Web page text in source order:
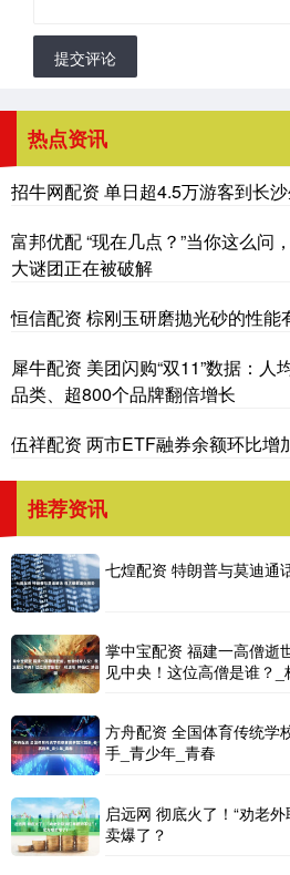
提交评论
热点资讯
招牛网配资 单日超4.5万游客到长
富邦优配 “现在几点？”当你这么问
大谜团正在被破解
恒信配资 棕刚玉研磨抛光砂的性能
犀牛配资 美团闪购“双11”数据：人
品类、超800个品牌翻倍增长
伍祥配资 两市ETF融券余额环比增
推荐资讯
七煌配资 特朗普与莫迪通
掌中宝配资 福建一高僧逝
见中央！这位高僧是谁？
方舟配资 全国体育传统学
手_青少年_青春
启远网 彻底火了！“劝老
卖爆了？